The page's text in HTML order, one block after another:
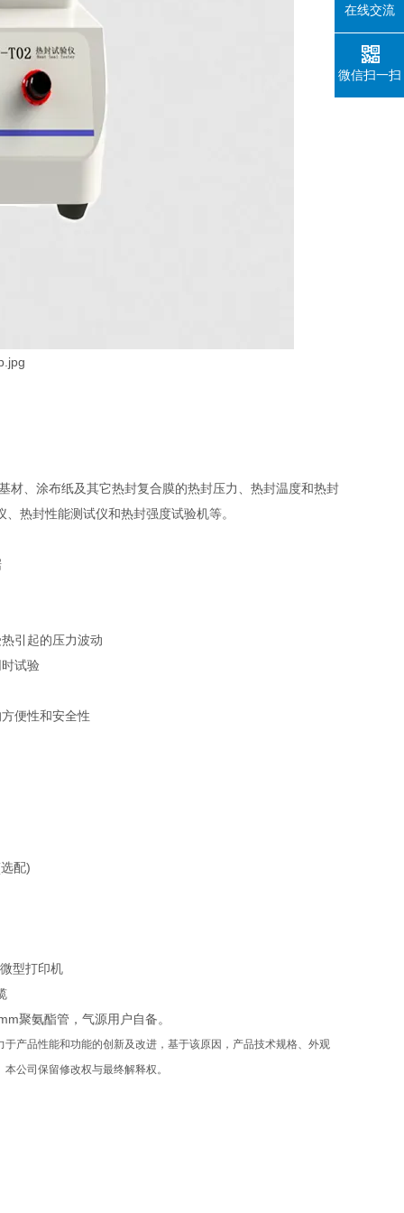
、涂布纸及其它热封复合膜的热封压力、热封温度和热封
热封性能测试仪和热封强度试验机等。
引起的压力波动
试验
便性和安全性
配)
型打印机
氨酯管，气源用户自备。
于产品性能和功能的创新及改进，基于该原因，产品技术规格、外观
公司保留修改权与最终解释权。
在线交流
微信扫一扫